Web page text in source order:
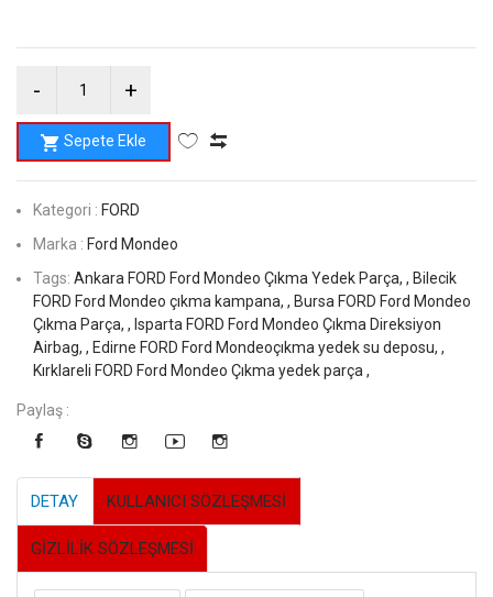
Sepete Ekle
Kategori : FORD
Marka : Ford Mondeo
Tags: Ankara FORD Ford Mondeo Çıkma Yedek Parça, , Bilecik
FORD Ford Mondeo çıkma kampana, , Bursa FORD Ford Mondeo
Çıkma Parça, , Isparta FORD Ford Mondeo Çıkma Direksiyon
Airbag, , Edirne FORD Ford Mondeoçıkma yedek su deposu, ,
Kırklareli FORD Ford Mondeo Çıkma yedek parça ,
Paylaş :
DETAY KULLANICI SÖZLEŞMESİ
GİZLİLİK SÖZLEŞMESİ